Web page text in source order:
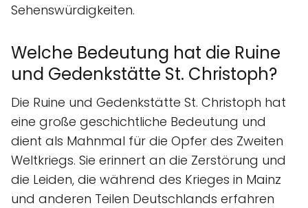
Sehenswürdigkeiten.
Welche Bedeutung hat die Ruine
und Gedenkstätte St. Christoph?
Die Ruine und Gedenkstätte St. Christoph hat
eine große geschichtliche Bedeutung und
dient als Mahnmal für die Opfer des Zweiten
Weltkriegs. Sie erinnert an die Zerstörung und
die Leiden, die während des Krieges in Mainz
und anderen Teilen Deutschlands erfahren